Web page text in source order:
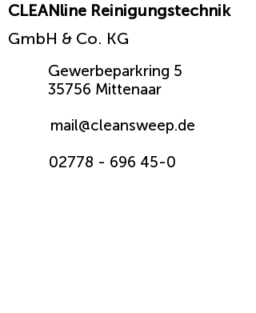
CLEANline Reinigungstechnik
GmbH & Co. KG
Gewerbeparkring 5
35756 Mittenaar
mail@cleansweep.de
02778 - 696 45-0